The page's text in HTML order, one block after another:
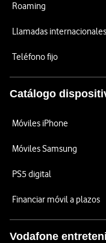
Roaming
Llamadas internacionales
Teléfono fijo
Catálogo
Móviles iPhone
Móviles Samsung
PS5 digital
Financiar móvil a plazos
Vodafone